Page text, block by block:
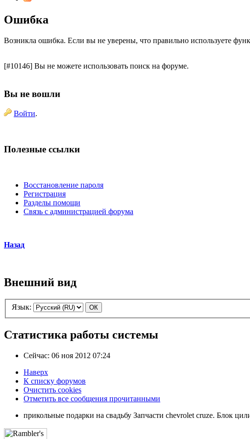
Ошибка
Возникла ошибка. Если вы не уверены, что правильно используете
[#10146] Вы не можете использовать поиск на форуме.
Вы не вошли
Войти.
Полезные ссылки
Восстановление пароля
Регистрация
Разделы помощи
Связь с администрацией форума
Назад
Внешний вид
Язык:
Статистика работы системы
Сейчас: 06 ноя 2012 07:24
Наверх
К списку форумов
Очистить cookies
Отметить все сообщения прочитанными
прикольные подарки на свадьбу Запчасти chevrolet cruze. Блок